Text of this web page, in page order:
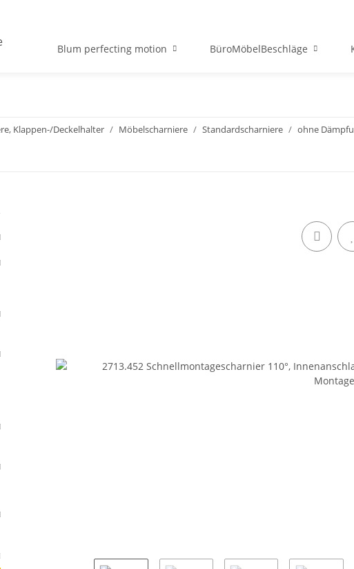
Blum perfecting motion BüroMöbelBeschläge
Klappen-/Deckelhalter Möbelscharniere Standardscharniere ohne